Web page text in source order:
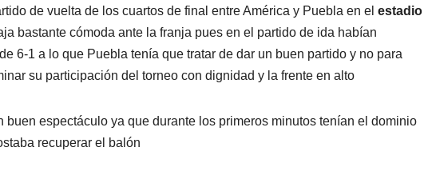
de vuelta de los cuartos de final entre América y Puebla en el estadio
bastante cómoda ante la franja pues en el partido de ida habían
6-1 a lo que Puebla tenía que tratar de dar un buen partido y no para
su participación del torneo con dignidad y la frente en alto
buen espectáculo ya que durante los primeros minutos tenían el dominio
recuperar el balón